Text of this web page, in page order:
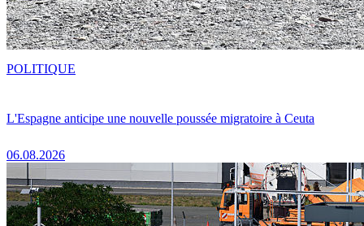
L'Espagne anticipe une nouvelle poussée migratoire à Ceuta
06.08.2026
POLITIQUE